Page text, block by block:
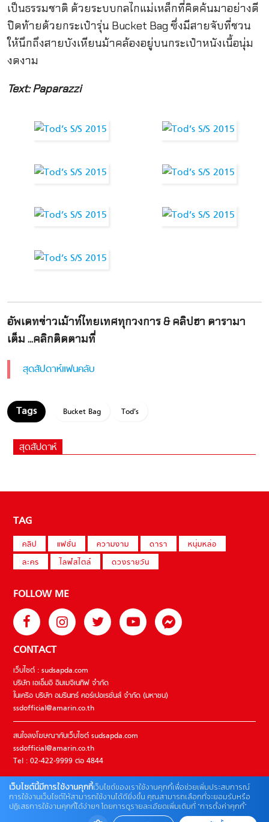
เป็นธรรมชาติ ด้วยระบบกลไกแม่เหล็กที่คิดค้นมาอย่างดี
ปิดท้ายด้วยกระเป๋ารุ่น Bucket Bag ซึ่งมีสายจับที่ชวน
ให้นึกถึงสายบังเหียนม้าคล้องอยู่บนกระเป๋าหนังเนื้อนุ่ม
งดงาม
Text: Paparazzi
อัพเดทข่าวเม้าท์ไทยเทศทุกวงการ & คลิปฮา ดารามา
เต็ม ...คลิกติดตามที่
สุดสัปดาห์แฟนคลับ
Bucket Bag Tod’s
สุดสัปดาห์
TAG
คลิป แฟชั่น ความงาม ดารา
หนุ่มหล่อ
ละคร
ไลฟ์สไตล์ ดวงรายวัน
FOLLOW ME
CONTACT
เว็บไซต์ : sudsapda.com
บริษัท เอเอ็มอี อิมเมจิเนทีฟ จำกัด
ในเครือ บริษัท อมรินทร์ คอร์เปอเรชั่นส์ จำกัด (มหาชน)
ssdofficial@amarin.co.th
สนใจลงโฆษณากับเว็บไซต์ sudsapda.com
ssdofficial@amarin.co.th
Tel : 02-422-9999 ต่อ 4844
ติดต่อแจ้งปัญหาหรือร้องเรียน
02-422-9999 ต่อ 4180
เว็บไซต์นี้มีการใช้งานคุกกี้เว็บไซต์ของเราใช้งานคุกกี้เพื่อช่วยเพิ่มประสบการณ์
การใช้งานเว็บไซต์ให้สามารถใช้งานได้ดียิ่งขึ้น คุณสามารถเลือกที่จะยอมรับหรือ
ปฏิเสธการใช้งานคุกกี้ได้ง่ายๆ โดยการดูรายละเอียดเพิ่มเติมที่ “การตั้งค่าคุกกี้”